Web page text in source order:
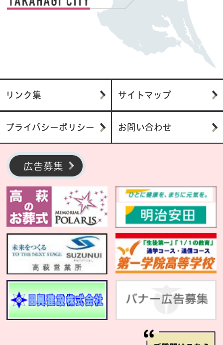
リンク集 サイトマップ
プライバシーポリシー お問い合わせ
広告募集